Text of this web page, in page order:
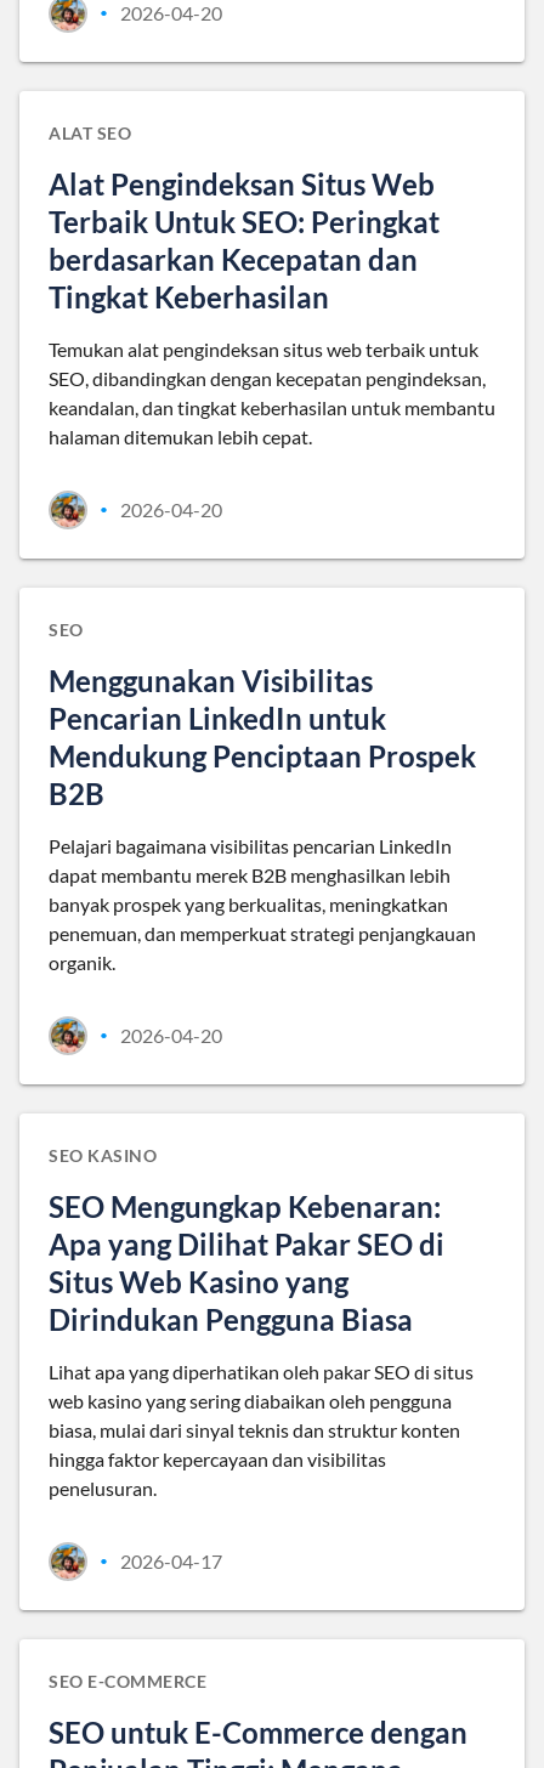
• 2026-04-20
ALAT SEO
Alat Pengindeksan Situs Web
Terbaik Untuk SEO: Peringkat
berdasarkan Kecepatan dan
Tingkat Keberhasilan
Temukan alat pengindeksan situs web terbaik untuk
SEO, dibandingkan dengan kecepatan pengindeksan,
keandalan, dan tingkat keberhasilan untuk membantu
halaman ditemukan lebih cepat.
• 2026-04-20
SEO
Menggunakan Visibilitas
Pencarian LinkedIn untuk
Mendukung Penciptaan Prospek
B2B
Pelajari bagaimana visibilitas pencarian LinkedIn
dapat membantu merek B2B menghasilkan lebih
banyak prospek yang berkualitas, meningkatkan
penemuan, dan memperkuat strategi penjangkauan
organik.
• 2026-04-20
SEO KASINO
SEO Mengungkap Kebenaran:
Apa yang Dilihat Pakar SEO di
Situs Web Kasino yang
Dirindukan Pengguna Biasa
Lihat apa yang diperhatikan oleh pakar SEO di situs
web kasino yang sering diabaikan oleh pengguna
biasa, mulai dari sinyal teknis dan struktur konten
hingga faktor kepercayaan dan visibilitas
penelusuran.
• 2026-04-17
SEO E-COMMERCE
SEO untuk E-Commerce dengan